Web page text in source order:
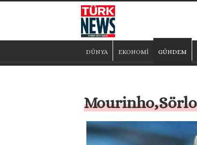
DÜNYA EKONOMİ GÜNDEM